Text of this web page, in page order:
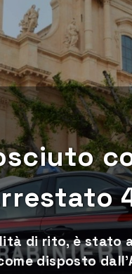
di rito, è stato
disposto